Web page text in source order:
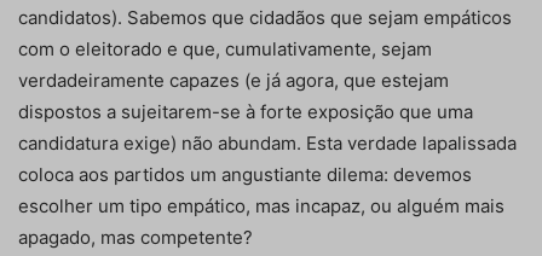
candidatos). Sabemos que cidadãos que sejam empáticos
com o eleitorado e que, cumulativamente, sejam
verdadeiramente capazes (e já agora, que estejam
dispostos a sujeitarem-se à forte exposição que uma
candidatura exige) não abundam. Esta verdade lapalissada
coloca aos partidos um angustiante dilema: devemos
escolher um tipo empático, mas incapaz, ou alguém mais
apagado, mas competente?